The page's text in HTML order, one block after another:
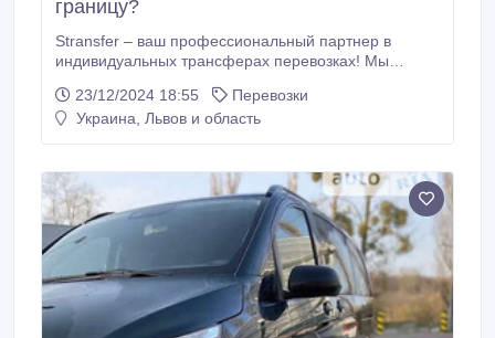
границу?
Stransfer – ваш профессиональный партнер в
индивидуальных трансферах перевозках! Мы
комфортные поездки для одного или группы людей
Международное такси – трансферы в страны
аэропорт, на вокзал и по любым направлениям
Комфортные авто Пунктуальность и безопасность
Опытные водители Популярные направления по
Украине: Киев – Львов Одесса – Харьков Днепр –
Буковель Тернополь – Одесса Популярные
международные направления: Киев – Польша
(Краков, Варшава, Вроцлав) Киев – Чехия (Прага,
23/12/2024 18:55
Перевозки
Украина, Львов и область